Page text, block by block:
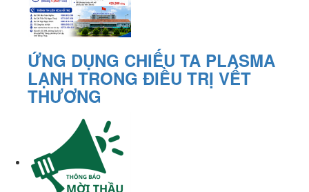
ỨNG DỤNG CHIẾU TA PLASMA
LẠNH TRONG ĐIỀU TRỊ VẾT
THƯƠNG